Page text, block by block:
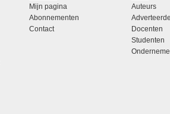
Mijn pagina
Abonnementen
Contact
Auteurs
Docenten
Studenten